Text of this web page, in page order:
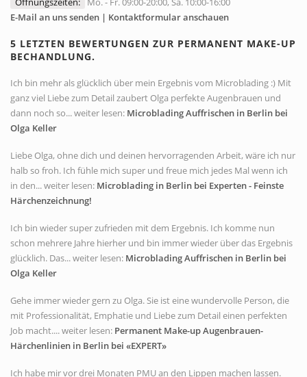
E-Mail an uns senden | Kontaktformular anschauen
5 LETZTEN BEWERTUNGEN ZUR PERMANENT MAKE-UP
BECHANDLUNG.
Ich bin mehr als glücklich über mein Ergebnis vom Microblading :) Mit
ganz viel Liebe zum Detail zaubert Olga perfekte Augenbrauen und
dann noch so... weiter lesen: Microblading Auffrischen in Berlin bei
Olga Keller
Liebe Olga, ohne dich und deinen hervorragenden Arbeit, wäre ich nur
halb so froh. Ich fühle mich super und freue mich jedes Mal wenn ich
in den... weiter lesen: Microblading in Berlin bei Experten - Feinste
Härchenzeichnung!
Ich bin wieder super zufrieden mit dem Ergebnis. Ich komme nun
schon mehrere Jahre hierher und bin immer wieder über das Ergebnis
glücklich. Das... weiter lesen: Microblading Auffrischen in Berlin bei
Olga Keller
Gehe immer wieder gern zu Olga. Sie ist eine wundervolle Person, die
mit Professionalität, Emphatie und Liebe zum Detail einen perfekten
Job macht.... weiter lesen: Permanent Make-up Augenbrauen-
Härchenlinien in Berlin bei «EXPERT»
Ich habe mir vor drei Monaten PMU an den Lippen machen lassen.